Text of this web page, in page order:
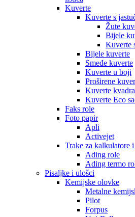
Kuverte
Kuverte s
Žute
Bijele
Kuverte
Bijele kuverte
Smeđe kuverte
Kuverte u boji
Proširene
Kuverte
Kuverte Eco
Faks role
Foto papir
Apli
Activejet
Trake za kalkulatore
Ading role
Ading termo
Pisaljke i ulošci
Kemijske olovke
Metalne
Pilot
Forpus